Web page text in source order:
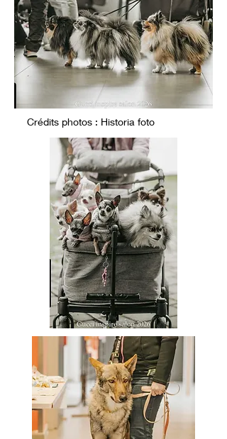
Crédits photos : Historia foto